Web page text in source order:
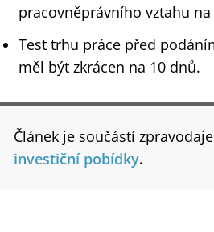
pracovněprávního vztahu
Test trhu práce před
měl být zkrácen na 10 dnů.
Článek je součástí
investiční pobídky.